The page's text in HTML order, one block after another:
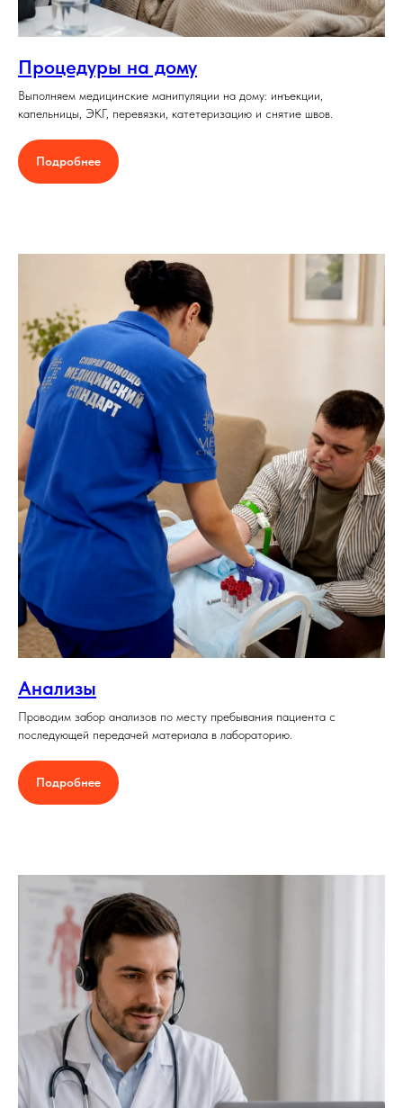
Процедуры на дому
Выполняем медицинские манипуляции на дому: инъекции,
капельницы, ЭКГ, перевязки, катетеризацию и снятие швов.
Подробнее
Анализы
Проводим забор анализов по месту пребывания пациента с
последующей передачей материала в лабораторию.
Подробнее